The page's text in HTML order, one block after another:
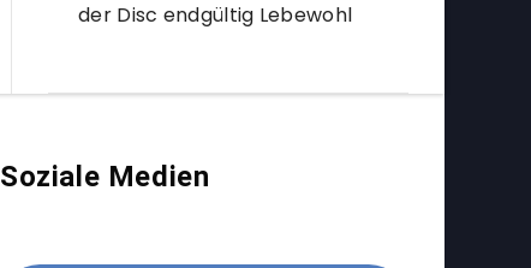
der Disc endgültig Lebewohl
Soziale Medien